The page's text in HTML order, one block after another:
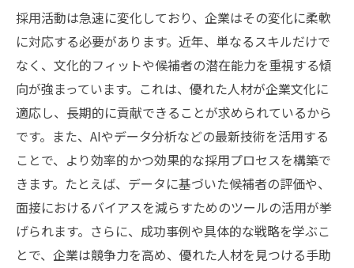
採用活動は急速に変化しており、企業はその変化に柔軟
に対応する必要があります。近年、単なるスキルだけで
なく、文化的フィットや候補者の潜在能力を重視する傾
向が強まっています。これは、優れた人材が企業文化に
適応し、長期的に貢献できることが求められているから
です。また、AIやデータ分析などの最新技術を活用する
ことで、より効率的かつ効果的な採用プロセスを構築で
きます。たとえば、データに基づいた候補者の評価や、
面接におけるバイアスを減らすためのツールの活用が挙
げられます。さらに、成功事例や具体的な戦略を学ぶこ
とで、企業は競争力を高め、優れた人材を見つける手助